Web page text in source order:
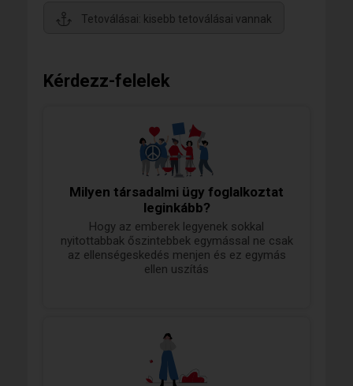
Tetoválásai: kisebb tetoválásai vannak
Kérdezz-felelek
Milyen társadalmi ügy foglalkoztat
leginkább?
Hogy az emberek legyenek sokkal
nyitottabbak őszintebbek egymással ne csak
az ellenségeskedés menjen és ez egymás
ellen uszítás